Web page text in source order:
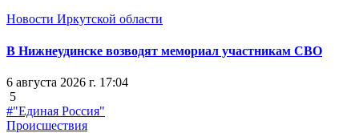
Новости Иркутской области
В Нижнеудинске возводят мемориал участникам СВО
6 августа 2026 г. 17:04
5
#"Единая Россия"
Происшествия